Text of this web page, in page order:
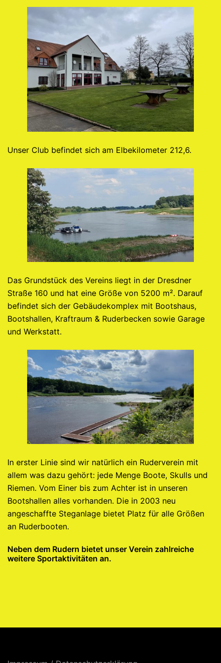
Unser Club befindet sich am Elbekilometer 212,6.
Das Grundstück des Vereins liegt in der Dresdner
Straße 160 und hat eine Größe von 5200 m². Darauf
befindet sich der Gebäudekomplex mit Bootshaus,
Bootshallen, Kraftraum & Ruderbecken sowie Garage
und Werkstatt.
In erster Linie sind wir natürlich ein Ruderverein mit
allem was dazu gehört: jede Menge Boote, Skulls und
Riemen. Vom Einer bis zum Achter ist in unseren
Bootshallen alles vorhanden. Die in 2003 neu
angeschaffte Steganlage bietet Platz für alle Größen
an Ruderbooten.
Neben dem Rudern bietet unser Verein zahlreiche
weitere Sportaktivitäten an.